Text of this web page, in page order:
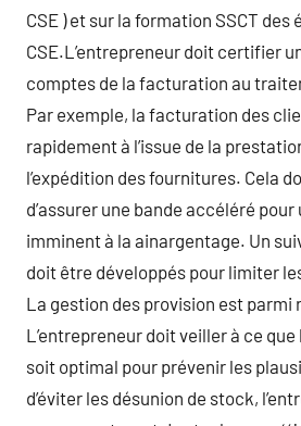
CSE ) et sur la formation SSCT des
CSE.L’entrepreneur doit certifier
comptes de la facturation au
Par exemple, la facturation des
rapidement à l’issue de la
l’expédition des fournitures. Cela
d’assurer une bande accéléré
imminent à la ainargentage. Un
doit être développés pour limiter
La gestion des provision est parmi
L’entrepreneur doit veiller à ce
soit optimal pour prévenir les
d’éviter les désunion de stock,